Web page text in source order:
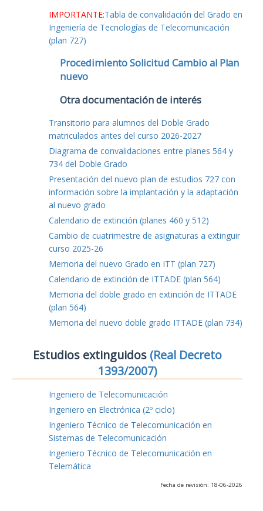
IMPORTANTE:Tabla de convalidación del Grado en
Ingeniería de Tecnologías de Telecomunicación
(plan 727)
Procedimiento Solicitud Cambio al Plan
nuevo
Otra documentación de interés
Transitorio para alumnos del Doble Grado
matriculados antes del curso 2026-2027
Diagrama de convalidaciones entre planes 564 y
734 del Doble Grado
Presentación del nuevo plan de estudios 727 con
información sobre la implantación y la adaptación
al nuevo grado
Calendario de extinción (planes 460 y 512)
Cambio de cuatrimestre de asignaturas a extinguir
curso 2025-26
Memoria del nuevo Grado en ITT (plan 727)
Calendario de extinción de ITTADE (plan 564)
Memoria del doble grado en extinción de ITTADE
(plan 564)
Memoria del nuevo doble grado ITTADE (plan 734)
Estudios extinguidos (Real Decreto
1393/2007)
Ingeniero de Telecomunicación
Ingeniero en Electrónica (2º ciclo)
Ingeniero Técnico de Telecomunicación en
Sistemas de Telecomunicación
Ingeniero Técnico de Telecomunicación en
Telemática
Fecha de revisión: 18-06-2026